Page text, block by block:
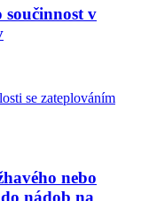
součinnost v
se zateplováním
nebo
nádob na